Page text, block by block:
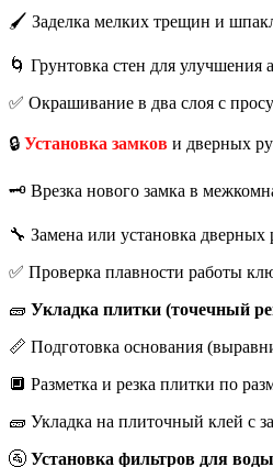
🖌️ Заделка мелких трещин и
🌀 Грунтовка стен для улучшения
✅ Окрашивание в два слоя с
🔒 Установка замков и дверных
🗝️ Врезка нового замка в
🔧 Замена или установка дверных
✅ Проверка плавности работы
🧱 Укладка плитки (точечный
📏 Подготовка основания
🔲 Разметка и резка плитки по
🧱 Укладка на плиточный клей с
🚰 Установка фильтров для